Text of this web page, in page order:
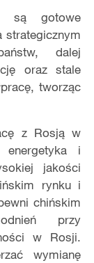
są gotowe
strategicznym
dalej
oraz stale
tworząc
z Rosją w
energetyka i
jakości
rynku i
chińskim
przy
w Rosji.
wymianę